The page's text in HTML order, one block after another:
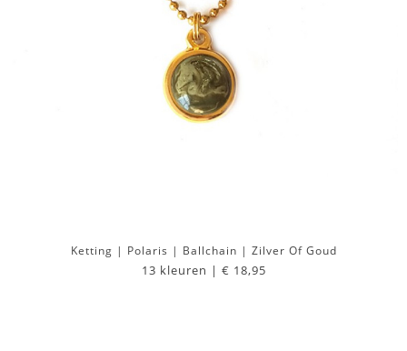
Ketting | Polaris | Ballchain | Zilver Of Goud
13 kleuren | € 18,95